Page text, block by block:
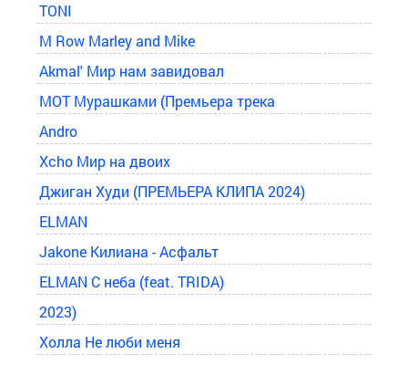
TONI
M Row Marley and Mike
Akmal' Мир нам завидовал
MOT Мурашками (Премьера трека
Andro
Xcho Мир на двоих
Джиган Худи (ПРЕМЬЕРА КЛИПА 2024)
ELMAN
Jakone Килиана - Асфальт
ELMAN С неба (feat. TRIDA)
2023)
Холла Не люби меня